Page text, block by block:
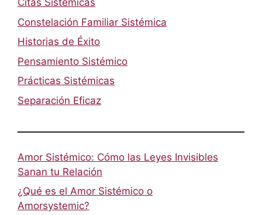
Citas Sistémicas
Constelación Familiar Sistémica
Historias de Éxito
Pensamiento Sistémico
Prácticas Sistémicas
Separación Eficaz
Amor Sistémico: Cómo las Leyes Invisibles
Sanan tu Relación
¿Qué es el Amor Sistémico o
Amorsystemic?